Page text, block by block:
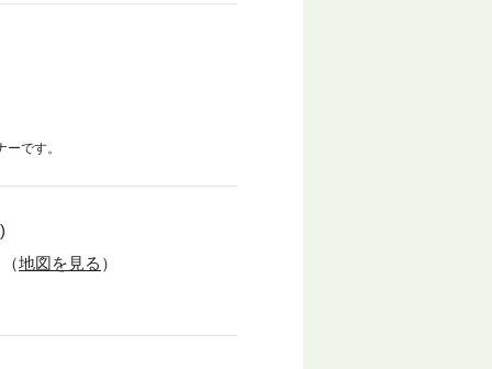
ーです。
地図を見る ）